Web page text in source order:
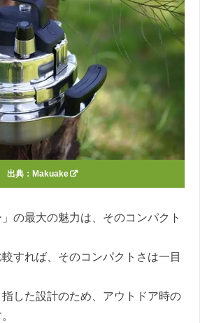
出典： Makuake
」の最大の魅力は、そのコンパクト
すれば、そのコンパクトさは一目
した設計のため、アウトドア時の